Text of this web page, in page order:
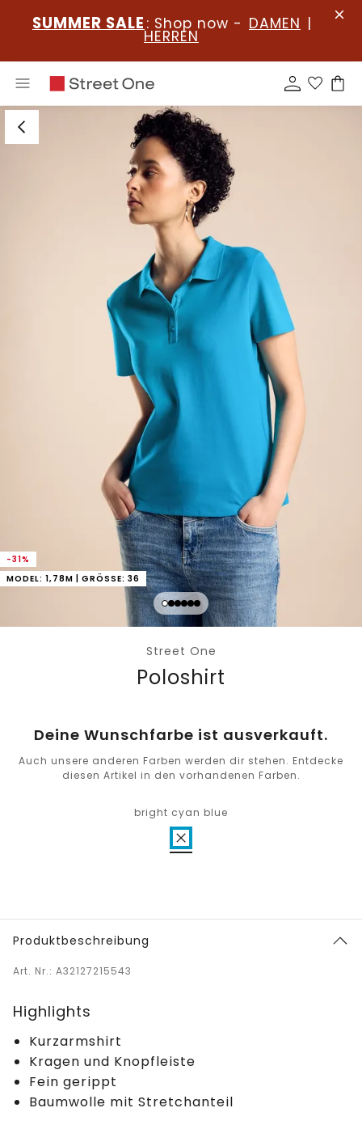
SUMMER SALE : Shop now - DAMEN |
HERREN
-31%
MODEL: 1,78M | GRÖSSE: 36
Street One
Poloshirt
Deine Wunschfarbe ist ausverkauft.
Auch unsere anderen Farben werden dir stehen. Entdecke
diesen Artikel in den vorhandenen Farben.
bright cyan blue
Produktbeschreibung
Art. Nr.: A32127215543
Highlights
Kurzarmshirt
Kragen und Knopfleiste
Fein gerippt
Baumwolle mit Stretchanteil